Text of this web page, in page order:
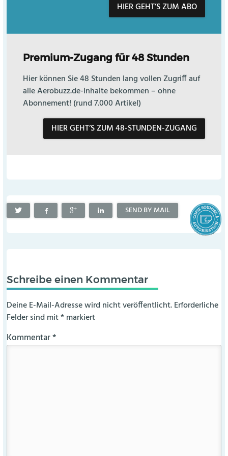
HIER GEHT’S ZUM ABO
Premium-Zugang für 48 Stunden
Hier können Sie 48 Stunden lang vollen Zugriff auf
alle Aerobuzz.de-Inhalte bekommen – ohne
Abonnement! (rund 7.000 Artikel)
HIER GEHT’S ZUM 48-STUNDEN-ZUGANG
SEND BY MAIL
Schreibe einen Kommentar
Deine E-Mail-Adresse wird nicht veröffentlicht. Erforderliche
Felder sind mit*markiert
Kommentar*